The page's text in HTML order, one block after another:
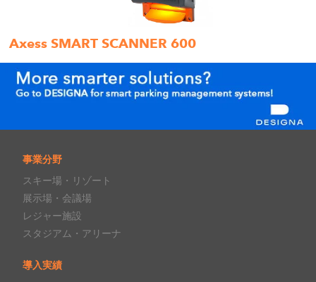
Axess SMART SCANNER 600
事業分野
スキー場・リゾート
展示場・会議場
レジャー施設
スタジアム・アリーナ
導入実績